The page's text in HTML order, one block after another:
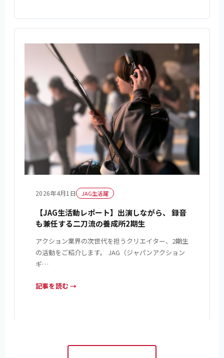
2026年4月1日 JAG生活躍
【JAG生活動レポート】出演しながら、 録音
も兼任する二刀流の養成所2期生
アクション業界の次世代を担うクリエイター、2期生
の活動をご紹介します。 JAG（ジャパンアクション
ギ…
記事を読む →